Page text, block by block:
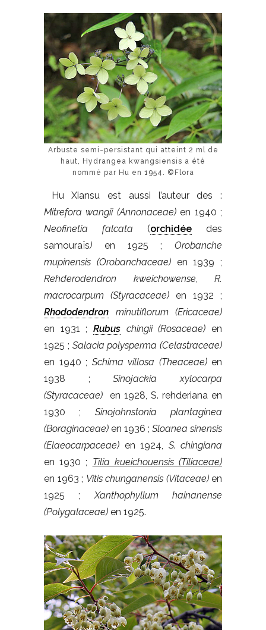
Arbuste semi-persistant qui atteint 2 ml de
haut, Hydrangea kwangsiensis a été
nommé par Hu en 1954. ©Flora
Hu Xiansu est aussi l’auteur des :
Mitrefora wangii (Annonaceae)en 1940 ;
Neofinetia falcata (orchidée des
samouraïs) en 1925 ; Orobanche
mupinensis (Orobanchaceae)en 1939 ;
Rehderodendron kweichowense, R.
macrocarpum (Styracaceae) en 1932 ;
Rhododendron minutiflorum (Ericaceae)
en 1931 ; Rubus chingii (Rosaceae) en
1925 ; Salacia polysperma (Celastraceae)
en 1940 ; Schima villosa (Theaceae)en
1938 ;Sinojackia xylocarpa
(Styracaceae) en 1928, S. rehderiana en
1930 ; Sinojohnstonia plantaginea
(Boraginaceae) en 1936 ; Sloanea sinensis
(Elaeocarpaceae) en 1924, S. chingiana
en 1930 ; Tilia kueichouensis (Tiliaceae)
en 1963 ; Vitis chunganensis (Vitaceae)en
1925 ;Xanthophyllum hainanense
(Polygalaceae) en 1925.